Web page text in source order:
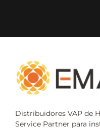
Distribuidores VAP de
Service Partner para